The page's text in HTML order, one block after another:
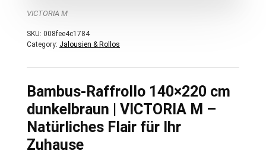
VICTORIA M
SKU: 008fee4c1784
Category: Jalousien & Rollos
Bambus-Raffrollo 140×220 cm
dunkelbraun | VICTORIA M –
Natürliches Flair für Ihr
Zuhause